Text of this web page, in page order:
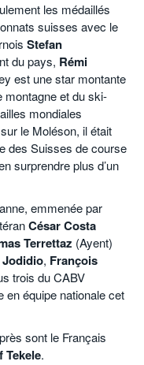
les médaillés
suisses avec le
Stefan
du pays, Rémi
est une star montante
montagne et du ski-
mondiales
le Moléson, il était
des Suisses de course
surprendre plus d’un
emmenée par
César Costa
Terrettaz (Ayent)
, François
trois du CABV
en équipe nationale cet
sont le Français
Tekele.